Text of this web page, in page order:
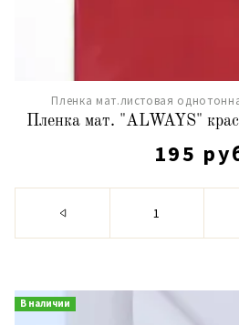
Пленка мат.листовая
Пленка мат. "ALWAYS"
195
В наличии